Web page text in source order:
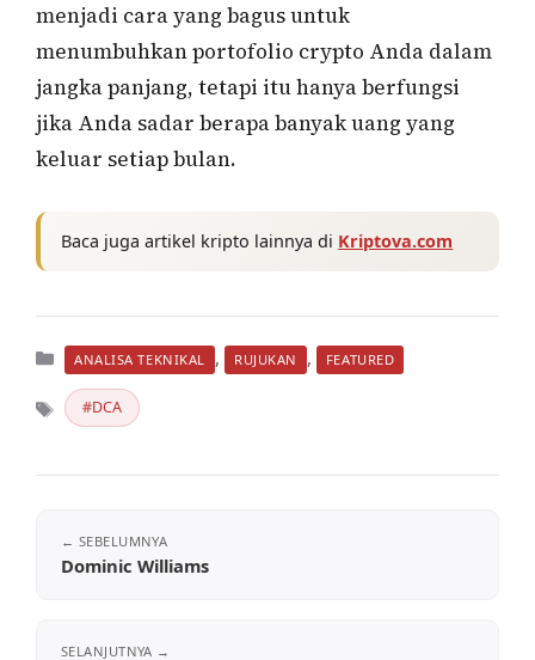
menjadi cara yang bagus untuk
menumbuhkan portofolio crypto Anda dalam
jangka panjang, tetapi itu hanya berfungsi
jika Anda sadar berapa banyak uang yang
keluar setiap bulan.
Baca juga artikel kripto lainnya di Kriptova.com
Kategori
ANALISA TEKNIKAL , RUJUKAN , FEATURED
Tag DCA
Dominic Williams